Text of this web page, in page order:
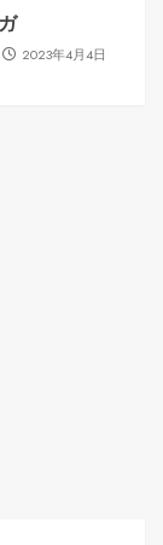
2023年4月4日